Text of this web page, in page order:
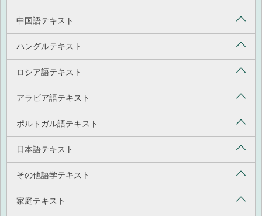
中国語テキスト
ハングルテキスト
ロシア語テキスト
アラビア語テキスト
ポルトガル語テキスト
日本語テキスト
その他語学テキスト
家庭テキスト